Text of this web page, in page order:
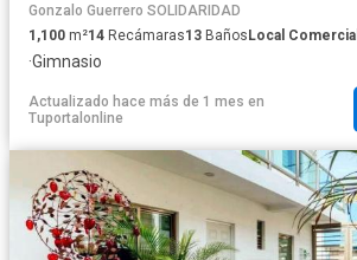
Gonzalo Guerrero SOLIDARIDAD
1,100 m²14 Recámaras13 BañosLocal Comercial
·Gimnasio
Actualizado hace más de 1 mes en
Tuportalonline